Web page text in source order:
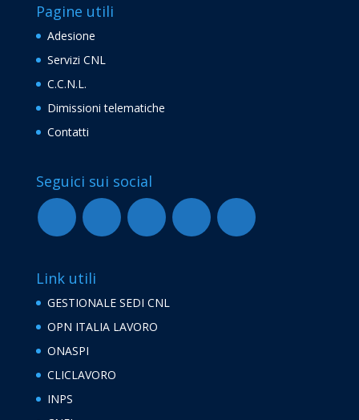
Pagine utili
Adesione
Servizi CNL
C.C.N.L.
Dimissioni telematiche
Contatti
Seguici sui social
Link utili
GESTIONALE SEDI CNL
OPN ITALIA LAVORO
ONASPI
CLICLAVORO
INPS